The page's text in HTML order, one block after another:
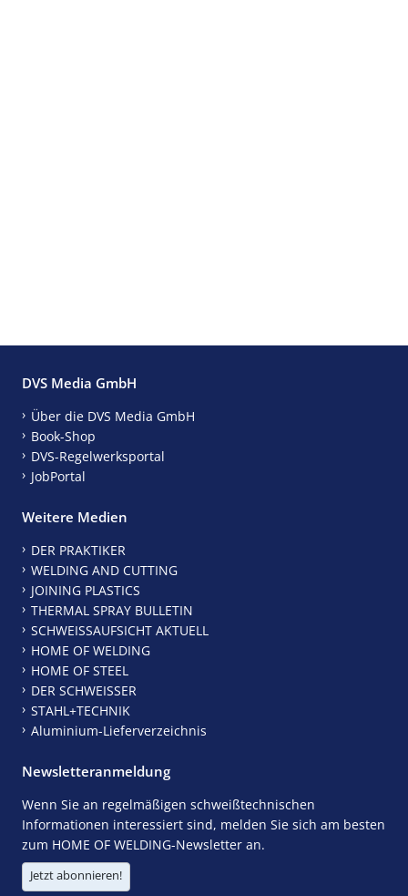
DVS Media GmbH
Über die DVS Media GmbH
Book-Shop
DVS-Regelwerksportal
JobPortal
Weitere Medien
DER PRAKTIKER
WELDING AND CUTTING
JOINING PLASTICS
THERMAL SPRAY BULLETIN
SCHWEISSAUFSICHT AKTUELL
HOME OF WELDING
HOME OF STEEL
DER SCHWEISSER
STAHL+TECHNIK
Aluminium-Lieferverzeichnis
Newsletteranmeldung
Wenn Sie an regelmäßigen schweißtechnischen
Informationen interessiert sind, melden Sie sich am besten
zum HOME OF WELDING-Newsletter an.
Jetzt abonnieren!